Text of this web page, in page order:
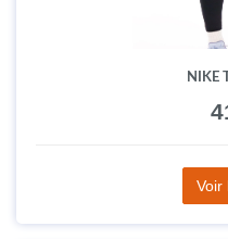
NIKE
Voir